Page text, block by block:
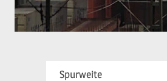
Spurweite